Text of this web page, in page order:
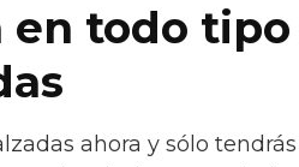
en todo
ahora y sólo